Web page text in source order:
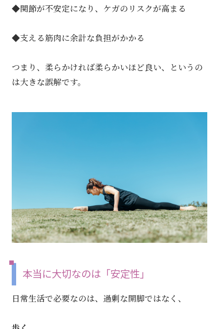
◆関節が不安定になり、ケガのリスクが高まる
◆支える筋肉に余計な負担がかかる
つまり、柔らかければ柔らかいほど良い、というの
は大きな誤解です。
本当に大切なのは「安定性」
日常生活で必要なのは、過剰な開脚ではなく、